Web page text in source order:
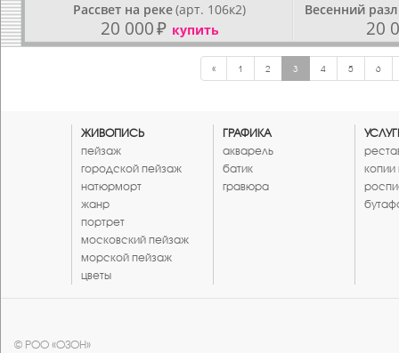
Рассвет на реке(арт. 106к2)
20 000₽ купить
Весенний
20
« 1 2 3 4 5 6
ЖИВОПИСЬ
пейзаж
городской пейзаж
натюрморт
жанр
портрет
московский пейзаж
морской пейзаж
цветы
ГРАФИКА
акварель
батик
гравюра
копии
© РОО «ОЗОН»